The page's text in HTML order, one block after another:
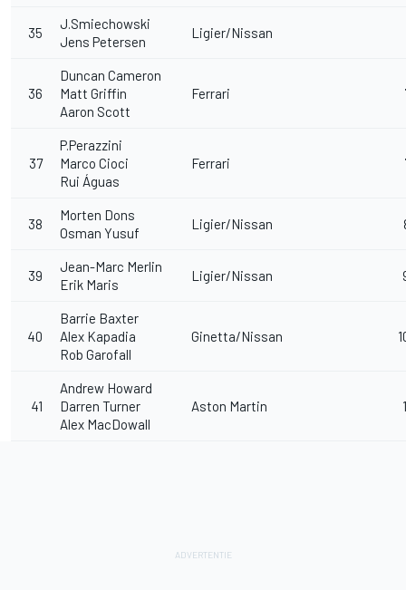
35
J.Smiechowski
Jens Petersen
Ligier/Nissan
36
Duncan Cameron
Matt Griffin
Aaron Scott
Ferrari
37
P.Perazzini
Marco Cioci
Rui Águas
Ferrari
38
Morten Dons
Osman Yusuf
Ligier/Nissan
39
Jean-Marc Merlin
Erik Maris
Ligier/Nissan
40
Barrie Baxter
Alex Kapadia
Rob Garofall
Ginetta/Nissan
41
Andrew Howard
Darren Turner
Alex MacDowall
Aston Martin